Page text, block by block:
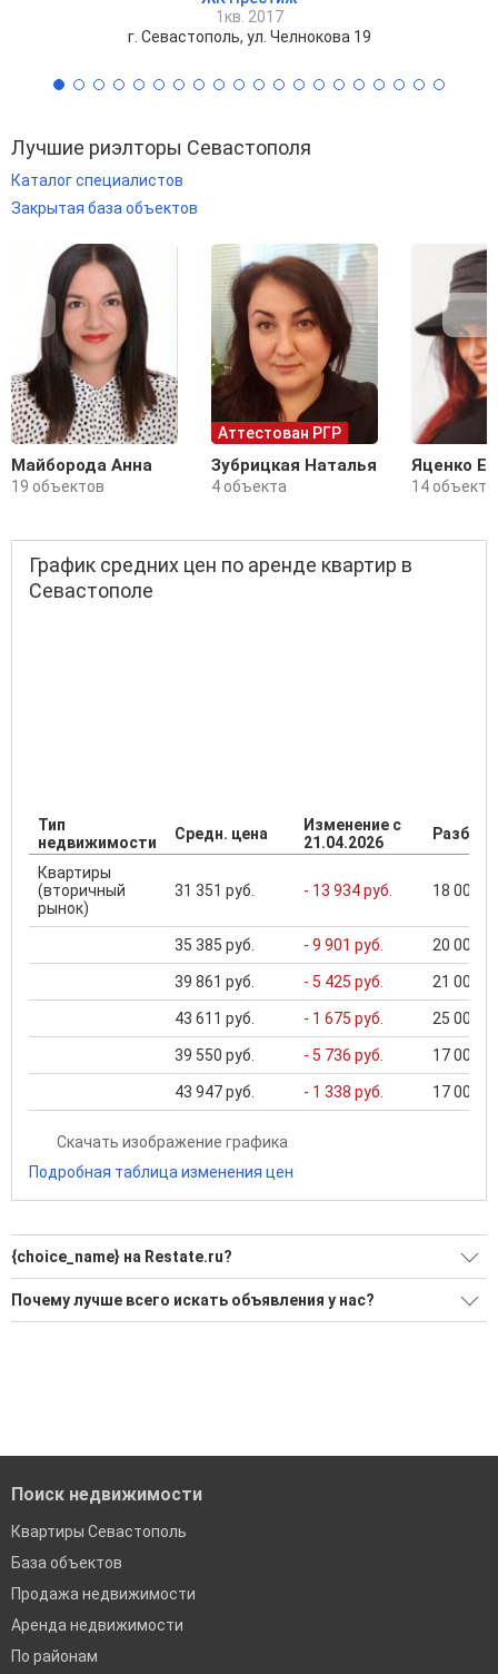
1кв. 2017
г. Севастополь, ул. Челнокова 19
Лучшие риэлторы Севастополя
Каталог специалистов
Закрытая база объектов
Майборода Анна
19 объектов
Аттестован РГР
Зубрицкая Наталья
4 объекта
Яценко
14
График средних цен по аренде квартир в
Севастополе
Тип
недвижимости
Средн. цена
Изменение с
21.04.2026
Квартиры
(вторичный
рынок)
31 351 руб. - 13 934 руб. 18 000
35 385 руб. - 9 901 руб. 20 000
39 861 руб. - 5 425 руб. 21 000
43 611 руб. - 1 675 руб. 25 000
39 550 руб. - 5 736 руб. 17 000
43 947 руб. - 1 338 руб. 17 000
Скачать изображение графика
Подробная таблица изменения цен
{choice_name} на Restate.ru?
Воспользуйтесь нашим поиском по новостройкам, для
подбора подходящего вам варианта
Почему лучше всего искать объявления у нас?
Поиск недвижимости
Квартиры Севастополь
База объектов
Продажа недвижимости
Аренда недвижимости
По районам